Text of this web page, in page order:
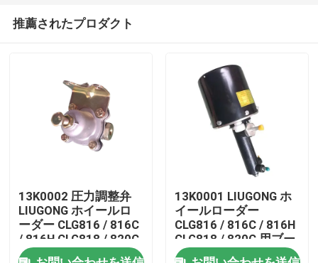
家
推薦されたプロダクト
13K0002 圧力調整弁
LIUGONG ホイールロ
ーダー CLG816 / 816C
/ 816H CLG818 / 820C
/ 820H 用
13K0001 LIUGONG ホ
イールローダー
CLG816 / 816C / 816H
CLG818 / 820C 用ブー
スターポンプ